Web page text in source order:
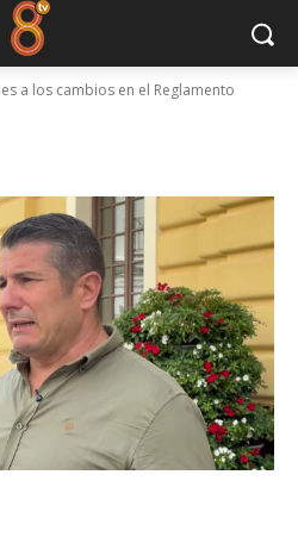
a los cambios en el Reglamento